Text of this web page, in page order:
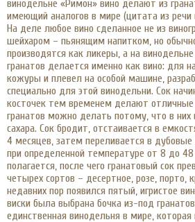
винодельне «Римон» вино делают из
имеющий аналогов в мире (цитата из речи
На деле любое вино сделанное не из
шейхаром – пьянящим напитком, но
производятся как ликеры, а на
гранатов делается именно как вино: для
кожуры и плевел на особой машине,
специально для этой винодельни. Сок
косточек тем временем делают
гранатов можно делать потому, что в них
сахара. Сок бродит, отстаивается в
4 месяцев, затем переливается в
при определенной температуре от 8 до
полагается, после чего гранатовый сок
четырех сортов – десертное, розе, порто,
недавних пор появился пятый, игристое
виски была выбрана бочка из-под
единственная винодельня в мире,